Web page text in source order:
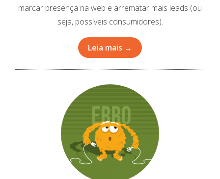
marcar presença na web e arrematar mais leads (ou
seja, possíveis consumidores).
Leia mais →